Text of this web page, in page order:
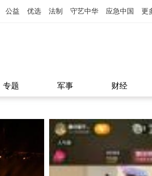
公益 优选 法制 守艺中华 应急中国 更
专题 军事 财经